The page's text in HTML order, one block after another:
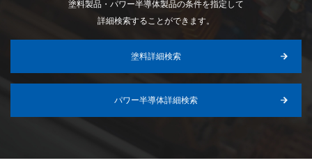
塗料製品・パワー半導体製品の条件を指定して
詳細検索することができます。
塗料詳細検索
パワー半導体詳細検索